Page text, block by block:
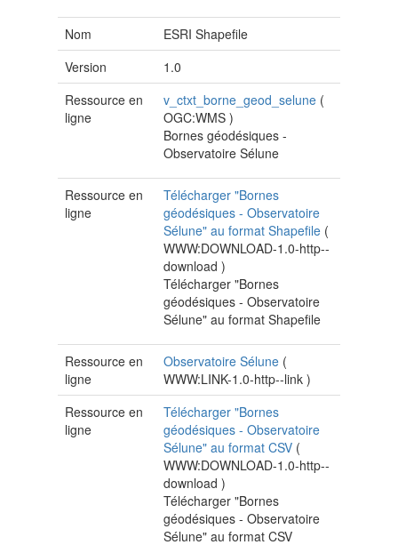
Nom
ESRI Shapefile
Version
1.0
Ressource en
ligne
v_ctxt_borne_geod_selune (
OGC:WMS)
Bornes géodésiques -
Observatoire Sélune
Ressource en
ligne
Télécharger "Bornes
géodésiques - Observatoire
Sélune" au format Shapefile (
WWW:DOWNLOAD-1.0-http--
download)
Télécharger "Bornes
géodésiques - Observatoire
Sélune" au format Shapefile
Ressource en
ligne
Observatoire Sélune (
WWW:LINK-1.0-http--link)
Ressource en
ligne
Télécharger "Bornes
géodésiques - Observatoire
Sélune" au format CSV (
WWW:DOWNLOAD-1.0-http--
download)
Télécharger "Bornes
géodésiques - Observatoire
Sélune" au format CSV